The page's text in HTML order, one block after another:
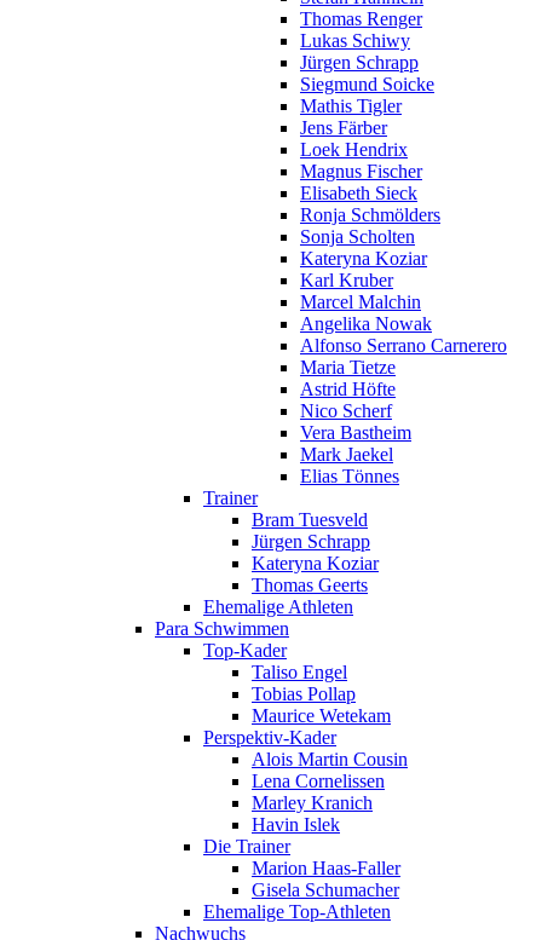
Thomas Renger
Lukas Schiwy
Jürgen Schrapp
Siegmund Soicke
Mathis Tigler
Jens Färber
Loek Hendrix
Magnus Fischer
Elisabeth Sieck
Ronja Schmölders
Sonja Scholten
Kateryna Koziar
Karl Kruber
Marcel Malchin
Angelika Nowak
Alfonso Serrano Carnerero
Maria Tietze
Astrid Höfte
Nico Scherf
Vera Bastheim
Mark Jaekel
Elias Tönnes
Trainer
Bram Tuesveld
Jürgen Schrapp
Kateryna Koziar
Thomas Geerts
Ehemalige Athleten
Para Schwimmen
Top-Kader
Taliso Engel
Tobias Pollap
Maurice Wetekam
Perspektiv-Kader
Alois Martin Cousin
Lena Cornelissen
Marley Kranich
Havin Islek
Die Trainer
Marion Haas-Faller
Gisela Schumacher
Ehemalige Top-Athleten
Nachwuchs